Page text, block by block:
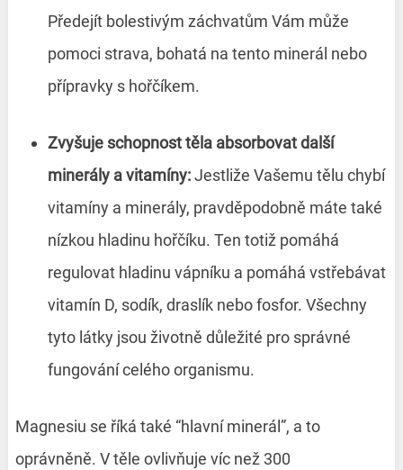
Předejít bolestivým záchvatům Vám může
pomoci strava, bohatá na tento minerál nebo
přípravky s hořčíkem.
Zvyšuje schopnost těla absorbovat další
minerály a vitamíny:Jestliže Vašemu tělu chybí
vitamíny a minerály, pravděpodobně máte také
nízkou hladinu hořčíku. Ten totiž pomáhá
regulovat hladinu vápníku a pomáhá vstřebávat
vitamín D, sodík, draslík nebo fosfor. Všechny
tyto látky jsou životně důležité pro správné
fungování celého organismu.
Magnesiu se říká také “hlavní minerál”, a to
oprávněně. V těle ovlivňuje víc než 300